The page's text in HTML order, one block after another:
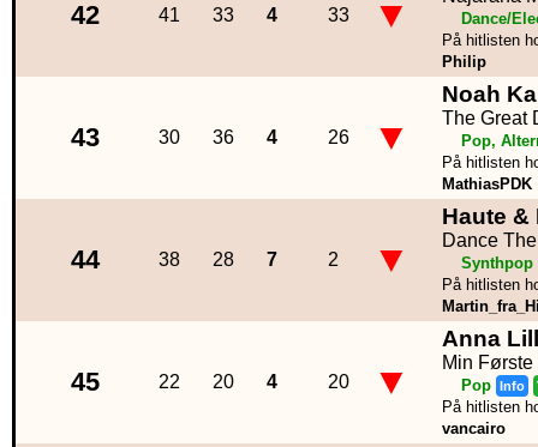
42 41 33 4 33 ▼
Dance/
På hitlisten
Philip
43 30 36 4 26 ▼
Noah
The Great
Pop,
På hitlisten
MathiasPDK
44 38 28 7 2 ▼
Haute &
Dance
Synthpop
På hitlisten
45 22 20 4 20 ▼
Anna
Min
Pop Info
På hitlisten
vancairo